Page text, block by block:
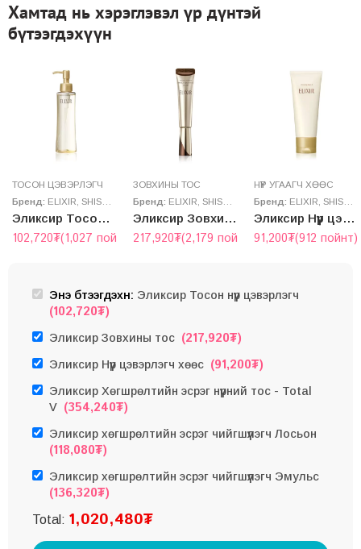
Хамтад нь хэрэглэвэл үр дүнтэй
бүтээгдэхүүн
ТОСОН ЦЭВЭРЛЭГЧ
Бренд: ELIXIR SHISEIDO
Эликсир Тосон нүүр цэвэрлэгч
102,720₮(1,027 пойнт)
ЗОВХИНЫ ТОС
Бренд: ELIXIR SHISEIDO
Эликсир Зовхины тос
217,920₮(2,179 пойнт)
НҮҮР УГААГЧ ХӨӨС
Бренд: ELIXIR SHISEIDO
Эликсир Нүүр цэвэрлэгч хөөс
91,200₮(912 пойнт)
Энэ бүтээгдэхүүн: Эликсир Тосон нүүр цэвэрлэгч
(102,720₮)
Эликсир Зовхины тос (217,920₮)
Эликсир Нүүр цэвэрлэгч хөөс (91,200₮)
Эликсир Хөгшрөлтийн эсрэг нүүрний тос - Total
V (354,240₮)
Эликсир хөгшрөлтийн эсрэг чийгшүүлэгч Лосьон
(118,080₮)
Эликсир хөгшрөлтийн эсрэг чийгшүүлэгч Эмульс
(136,320₮)
Total: 1,020,480₮